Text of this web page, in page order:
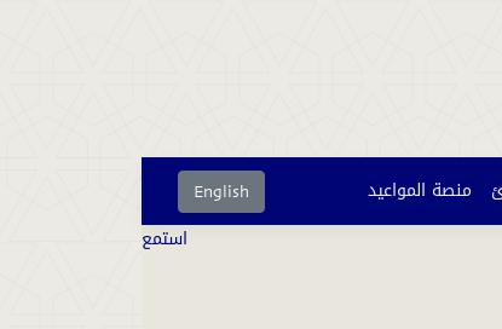
منصة المواعيد
English
استمع